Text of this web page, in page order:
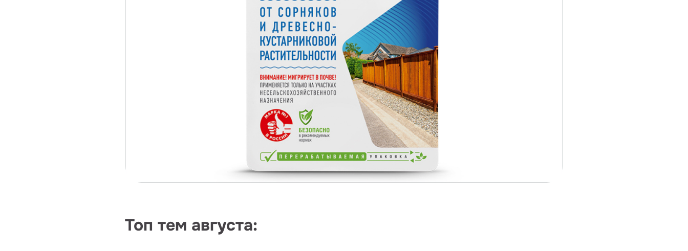
Топ тем августа: